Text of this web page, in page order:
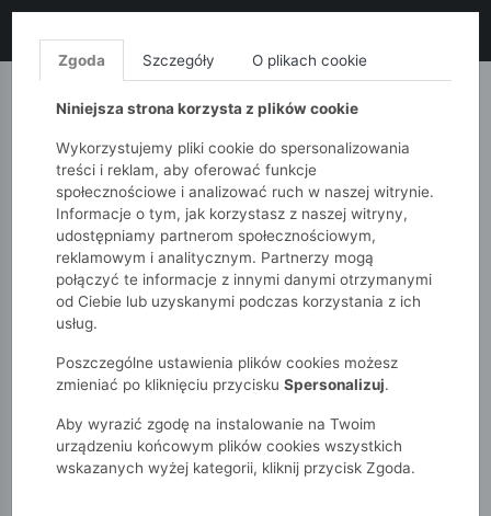
MONNARI QUIOSQUE
51015kids Akcesoria Cienki dziecięcy komin - ecru
Zgoda Szczegóły O plikach cookie
Niniejsza strona korzysta z plików cookie
Wykorzystujemy pliki cookie do spersonalizowania
treści i reklam, aby oferować funkcje
społecznościowe i analizować ruch w naszej witrynie.
Informacje o tym, jak korzystasz z naszej witryny,
udostępniamy partnerom społecznościowym,
reklamowym i analitycznym. Partnerzy mogą
połączyć te informacje z innymi danymi otrzymanymi
od Ciebie lub uzyskanymi podczas korzystania z ich
usług.
Poszczególne ustawienia plików cookies możesz
zmieniać po kliknięciu przycisku Spersonalizuj.
Aby wyrazić zgodę na instalowanie na Twoim
urządzeniu końcowym plików cookies wszystkich
wskazanych wyżej kategorii, kliknij przycisk Zgoda.